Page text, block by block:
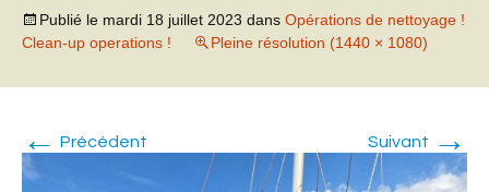
Publié le mardi 18 juillet 2023 dans Opérations de nettoyage !
Clean-up operations !
Pleine résolution (1440 × 1080)
← Précédent Suivant →